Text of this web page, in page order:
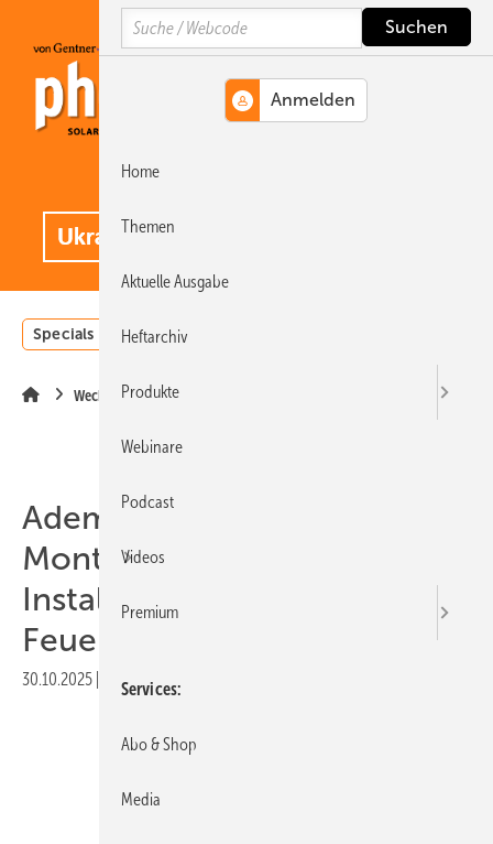
Hauptinhalt
Hauptmenü
SiteSearch
Specials Einstrahlungsatlas
Wechselrichter
Ademotec: neues
Montagesystem erleichtert
Installation von
Feuerwehrschaltungen
30.10.2025 Druckvorschau
Search
Home
Themen
Aktuelle Ausgabe
Heftarchiv
Produkte
Webinare
Podcast
Videos
Premium
Services
Abo & Shop
Media